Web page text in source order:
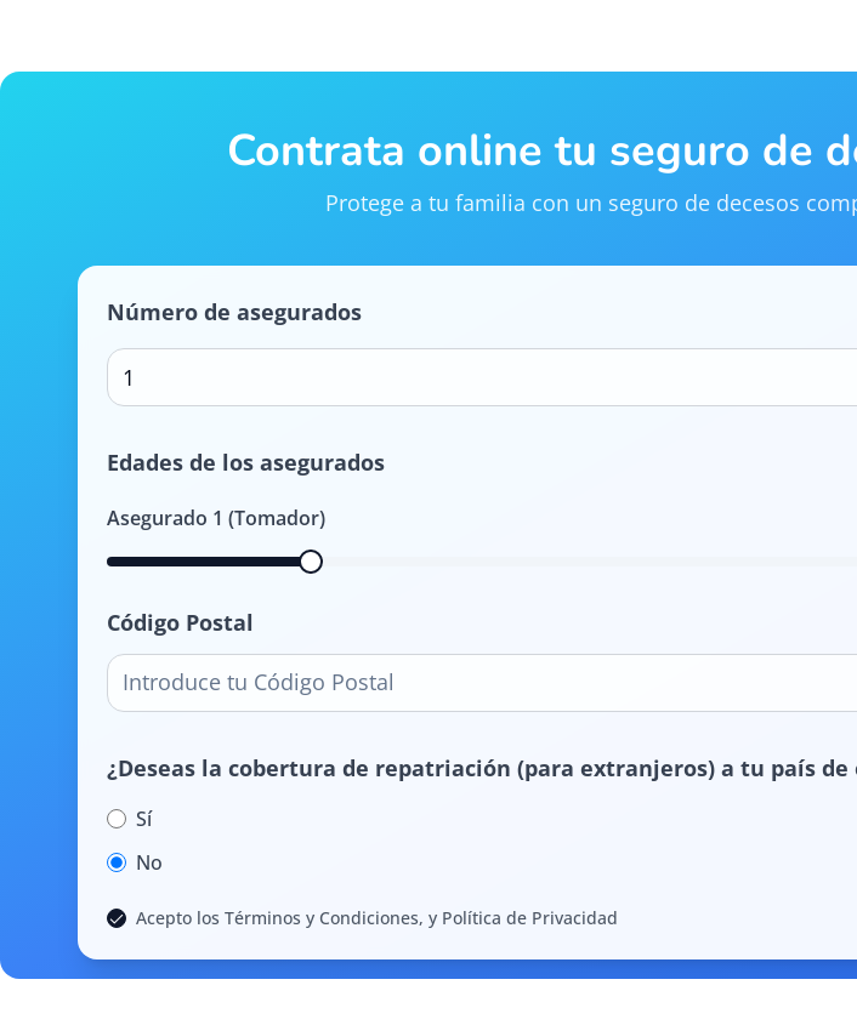
Contrata online tu seguro de
Protege a tu familia con un seguro de decesos
Número de asegurados
1
Edades de los asegurados
Asegurado 1 (Tomador)
Código Postal
¿Deseas la cobertura de repatriación (para extranjeros) a tu país de
Sí
No
Acepto los Términos y Condiciones, y Política de Privacidad